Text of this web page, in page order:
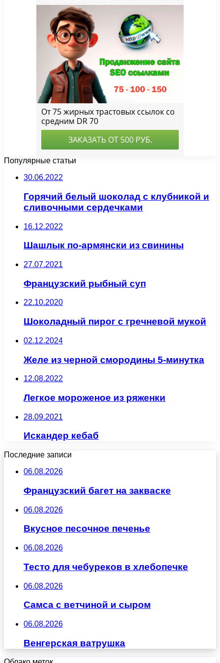
Популярные статьи
30.06.2022
Горячий белый шоколад с клубникой и
сливочными сердечками
16.12.2022
Шашлык по-армянски из свинины
27.07.2021
Французский рыбный суп
22.10.2020
Шоколадный пирог с гречневой мукой
02.12.2024
Желе из черной смородины 5-минутка
12.08.2022
Легкое мороженое из ряженки
28.09.2021
Искандер кебаб
Последние записи
06.08.2026
Французский багет на закваске
06.08.2026
Вкусное песочное печенье
06.08.2026
Тесто для чебуреков в хлебопечке
06.08.2026
Самса с ветчиной и сыром
06.08.2026
Венгерская ватрушка